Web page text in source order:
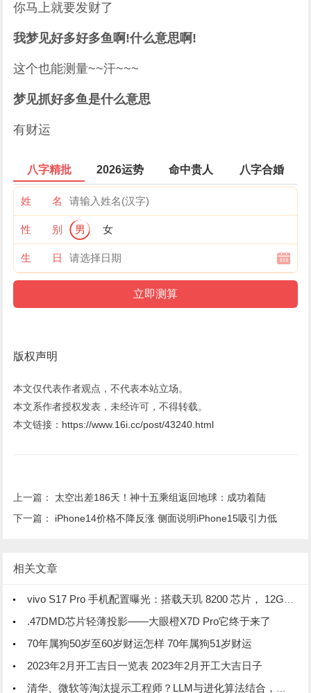
你马上就要发财了
我梦见好多好多鱼啊!什么意思啊!
这个也能测量~~汗~~~
梦见抓好多鱼是什么意思
有财运
八字精批 2026运势 命中贵人 八字合婚
姓 名
性 别 男 女
生 日
版权声明
本文仅代表作者观点，不代表本站立场。
本文系作者授权发表，未经许可，不得转载。
本文链接： https://www.16i.cc/post/43240.html
上一篇： 太空出差186天！神十五乘组返回地球：成功着陆
下一篇： iPhone14价格不降反涨 侧面说明iPhone15吸引力低
相关文章
vivo S17 Pro 手机配置曝光：搭载天玑 8200 芯片， 12GB 内存
.47DMD芯片轻薄投影——大眼橙X7D Pro它终于来了
70年属狗50岁至60岁财运怎样 70年属狗51岁财运
2023年2月开工吉日一览表 2023年2月开工大吉日子
清华、微软等淘汰提示工程师？LLM与进化算法结合，创造超强提示优化器